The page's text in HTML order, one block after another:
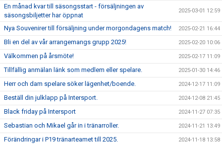
En månad kvar till säsongsstart - försäljningen av
säsongsbiljetter har öppnat
2025-03-01 12:59
Nya Souvenirer till försäljning under morgondagens match! 2025-02-21 16:44
Bli en del av vår arrangemangs grupp 2025! 2025-02-20 10:06
Välkommen på årsmöte! 2025-02-17 11:09
Tillfällig anmälan länk som medlem eller spelare. 2025-01-30 14:46
Herr och dam spelare söker lägenhet/boende. 2024-12-17 11:09
Beställ din julklapp på Intersport. 2024-12-08 21:45
Black friday på Intersport 2024-11-27 07:35
Sebastian och Mikael går in i tränarroller. 2024-11-21 13:49
Förändringar i P19 tränarteamet till 2025. 2024-11-18 13:58